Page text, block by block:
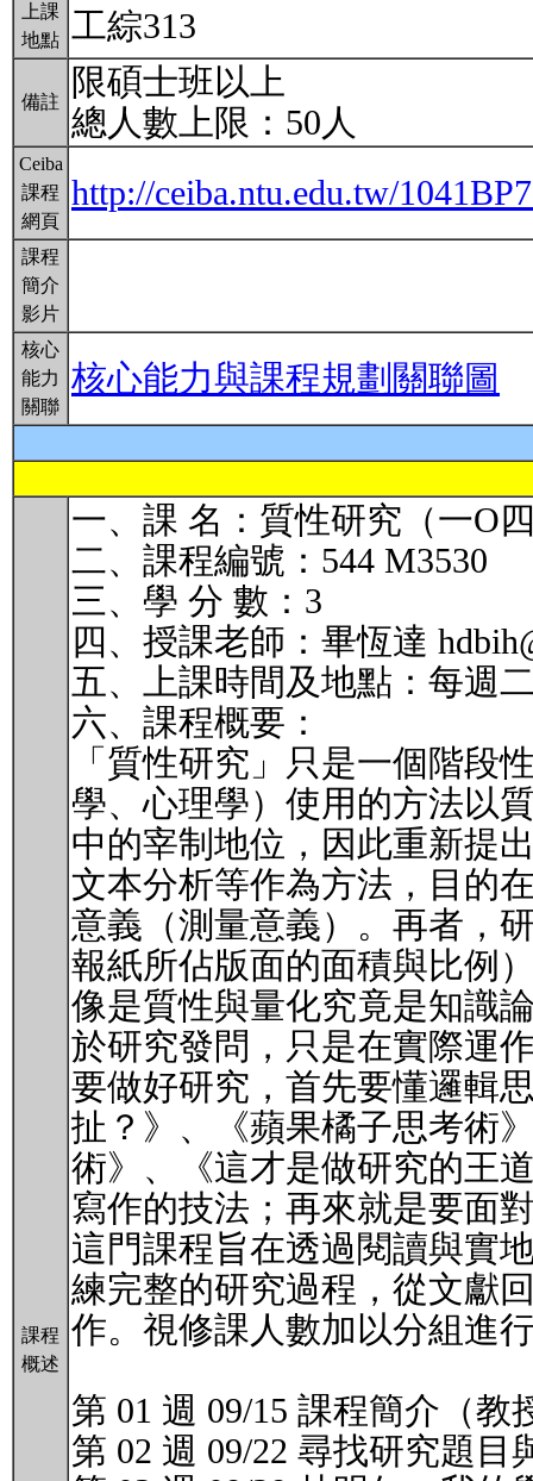
上課
地點 工綜313
備註
限碩士班以上
總人數上限：50人
Ceiba
課程
網頁
http://ceiba.ntu.edu.tw/
課程
簡介
影片
核心
能力
關聯
核心能力與課程規劃關聯圖
課程
概述
一、課 名：質性研究（一O
二、課程編號：544 M3530
三、學 分 數：3
四、授課老師：畢恆達
五、上課時間及地點：每週
六、課程概要：
「質性研究」只是一個階段
學、心理學）使用的方法以
中的宰制地位，因此重新提
文本分析等作為方法，目的
意義（測量意義）。再者，
報紙所佔版面的面積與比例
像是質性與量化究竟是知識
於研究發問，只是在實際運
要做好研究，首先要懂邏輯
扯？》、《蘋果橘子思考術
術》、《這才是做研究的王
寫作的技法；再來就是要面
這門課程旨在透過閱讀與實
練完整的研究過程，從文獻
作。視修課人數加以分組進
第 01 週 09/15 課程簡介（教
第 02 週 09/22 尋找研究題